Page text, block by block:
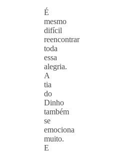
É
mesmo
difícil
reencontrar
toda
essa
alegria.
A
tia
do
Dinho
também
se
emociona
muito.
E